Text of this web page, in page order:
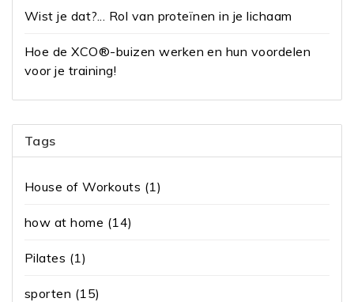
Wist je dat?... Rol van proteïnen in je lichaam
Hoe de XCO®-buizen werken en hun voordelen
voor je training!
Tags
House of Workouts (1)
how at home (14)
Pilates (1)
sporten (15)